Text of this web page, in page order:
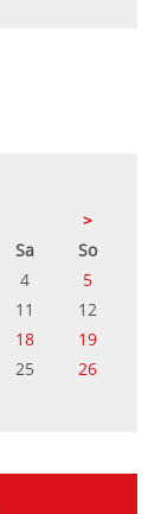
>
SamstagSonntag
4
5
11
12
18
19
25
26